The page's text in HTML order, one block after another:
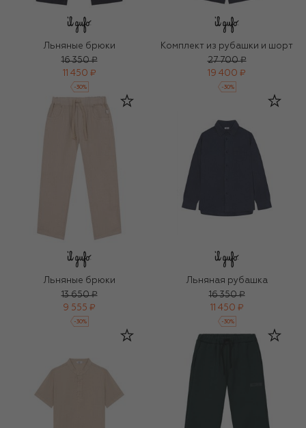
Льняные брюки
16 350 ₽
11 450 ₽
-30%
Комплект из рубашки и шорт
27 700 ₽
19 400 ₽
-30%
Льняные брюки
13 650 ₽
9 555 ₽
-30%
Льняная рубашка
16 350 ₽
11 450 ₽
-30%